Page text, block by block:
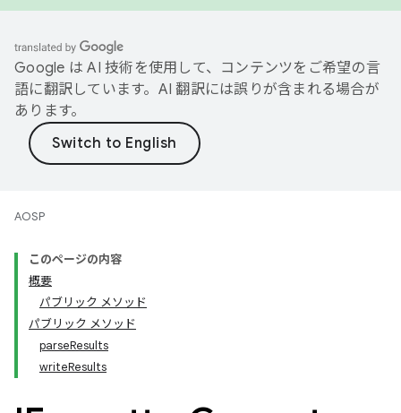
Google は AI 技術を使用して、コンテンツをご希望の言
語に翻訳しています。AI 翻訳には誤りが含まれる場合が
あります。
AOSP
このページの内容
概要
パブリック メソッド
パブリック メソッド
parseResults
writeResults